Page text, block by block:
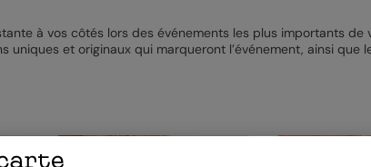
à vos côtés lors des événements les plus importants
uniques et originaux qui marqueront l’événement, ainsi